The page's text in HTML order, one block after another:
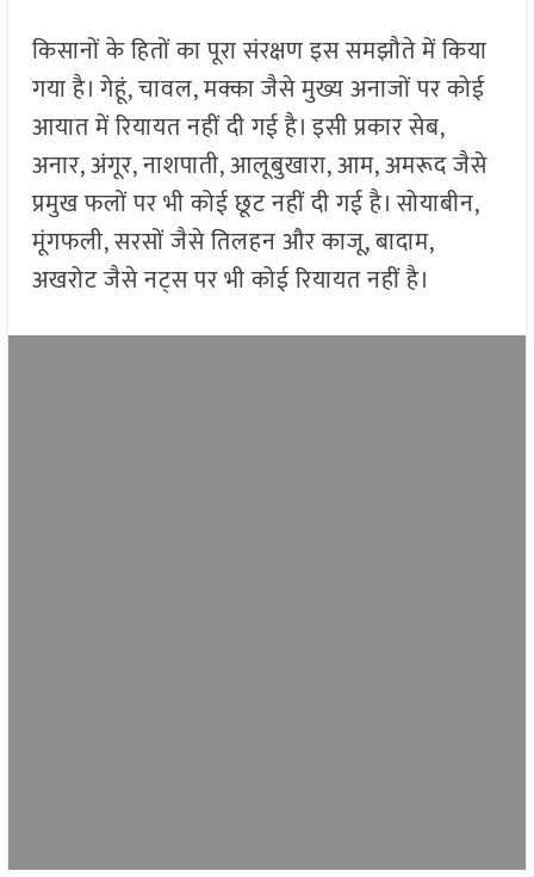
किसानों के हितों का पूरा संरक्षण इस समझौते में किया
गया है। गेहूं, चावल, मक्का जैसे मुख्य अनाजों पर कोई
आयात में रियायत नहीं दी गई है। इसी प्रकार सेब,
अनार, अंगूर, नाशपाती, आलूबुखारा, आम, अमरूद जैसे
प्रमुख फलों पर भी कोई छूट नहीं दी गई है। सोयाबीन,
मूंगफली, सरसों जैसे तिलहन और काजू, बादाम,
अखरोट जैसे नट्स पर भी कोई रियायत नहीं है।